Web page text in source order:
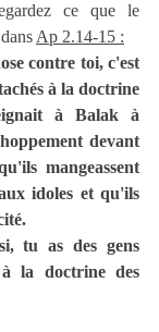
ce que le
Ap 2.14-15 :
contre toi, c'est
à la doctrine
à Balak à
devant
mangeassent
idoles et qu'ils
tu as des gens
à la doctrine des